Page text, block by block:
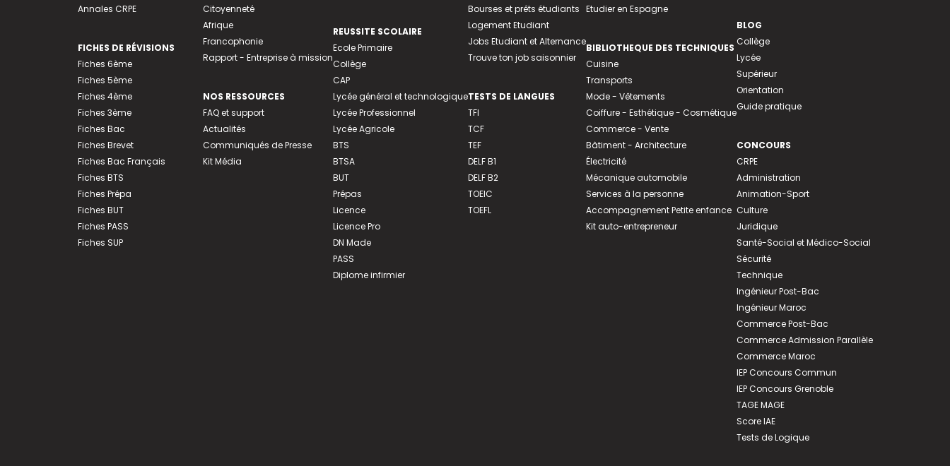
Annales CRPE
FICHES DE RÉVISIONS
Fiches 6ème
Fiches 5ème
Fiches 4ème
Fiches 3ème
Fiches Bac
Fiches Brevet
Fiches Bac Français
Fiches BTS
Fiches Prépa
Fiches BUT
Fiches PASS
Fiches SUP
Citoyenneté
Afrique
Francophonie
Rapport - Entreprise à mission
NOS RESSOURCES
FAQ et support
Actualités
Communiqués de Presse
Kit Média
REUSSITE SCOLAIRE
Ecole Primaire
Collège
CAP
Lycée général et technologique
Lycée Professionnel
Lycée Agricole
BTS
BTSA
BUT
Prépas
Licence
Licence Pro
DN Made
PASS
Diplome infirmier
Bourses et prêts étudiants
Logement Etudiant
Jobs Etudiant et Alternance
Trouve ton job saisonnier
TESTS DE LANGUES
TFI
TCF
TEF
DELF B1
DELF B2
TOEIC
TOEFL
Etudier en Espagne
BIBLIOTHEQUE DES TECHNIQUES
Cuisine
Transports
Mode - Vêtements
Coiffure - Esthétique - Cosmétique
Commerce - Vente
Bâtiment - Architecture
Électricité
Mécanique automobile
Services à la personne
Accompagnement Petite enfance
Kit auto-entrepreneur
BLOG
Collège
Lycée
Supérieur
Orientation
Guide pratique
CONCOURS
CRPE
Administration
Animation-Sport
Culture
Juridique
Santé-Social et Médico-Social
Sécurité
Technique
Ingénieur Post-Bac
Ingénieur Maroc
Commerce Post-Bac
Commerce Admission Parallèle
Commerce Maroc
IEP Concours Commun
IEP Concours Grenoble
TAGE MAGE
Score IAE
Tests de Logique